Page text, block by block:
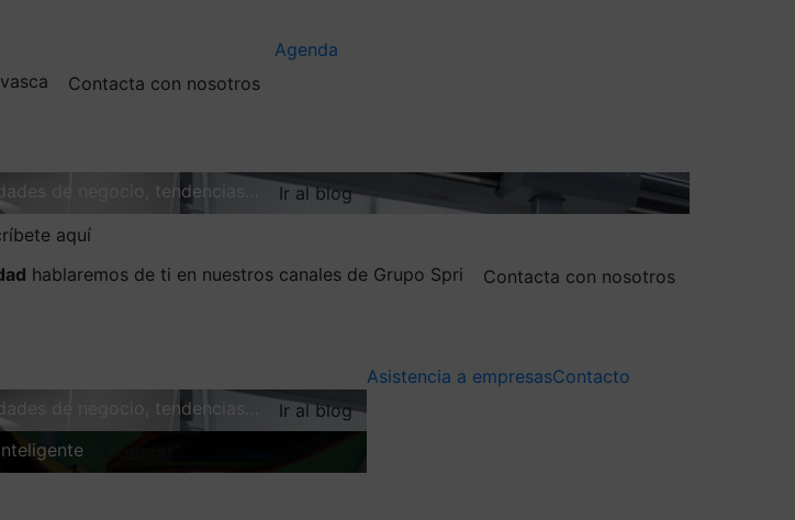
Contacta con nosotros
Agenda
de negocio, tendencias…
Ir al blog
aquí
hablaremos de ti en nuestros canales de Grupo Spri
Contacta con nosotros
de negocio, tendencias…
Ir al blog
Asistencia a empresasContacto